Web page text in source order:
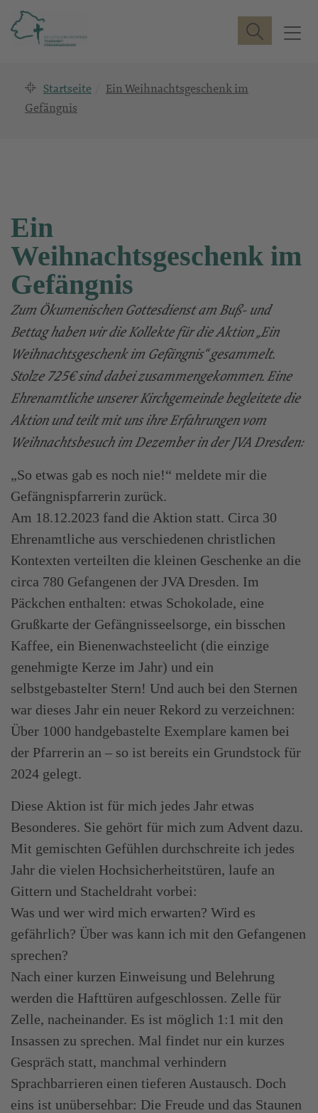
T
Suche
Startseite
Ein Weihnachtsgeschenk im
Gefängnis
Ein
Weihnachtsgeschenk im
Gefängnis
Zum Ökumenischen Gottesdienst am Buß- und
Bettag haben wir die Kollekte für die Aktion „Ein
Weihnachtsgeschenk im Gefängnis“ gesammelt.
Stolze 725€ sind dabei zusammengekommen. Eine
Ehrenamtliche unserer Kirchgemeinde begleitete die
Aktion und teilt mit uns ihre Erfahrungen vom
Weihnachtsbesuch im Dezember in der JVA Dresden:
„So etwas gab es noch nie!“ meldete mir die
Gefängnispfarrerin zurück.
Am 18.12.2023 fand die Aktion statt. Circa 30
Ehrenamtliche aus verschiedenen christlichen
Kontexten verteilten die kleinen Geschenke an die
circa 780 Gefangenen der JVA Dresden. Im
Päckchen enthalten: etwas Schokolade, eine
Grußkarte der Gefängnisseelsorge, ein bisschen
Kaffee, ein Bienenwachsteelicht (die einzige
genehmigte Kerze im Jahr) und ein
selbstgebastelter Stern! Und auch bei den Sternen
war dieses Jahr ein neuer Rekord zu verzeichnen:
Über 1000 handgebastelte Exemplare kamen bei
der Pfarrerin an – so ist bereits ein Grundstock für
2024 gelegt.
Diese Aktion ist für mich jedes Jahr etwas
Besonderes. Sie gehört für mich zum Advent dazu.
Mit gemischten Gefühlen durchschreite ich jedes
Jahr die vielen Hochsicherheitstüren, laufe an
Gittern und Stacheldraht vorbei:
Was und wer wird mich erwarten? Wird es
gefährlich? Über was kann ich mit den Gefangenen
sprechen?
Nach einer kurzen Einweisung und Belehrung
werden die Hafttüren aufgeschlossen. Zelle für
Zelle, nacheinander. Es ist möglich 1:1 mit den
Insassen zu sprechen. Mal findet nur ein kurzes
Gespräch statt, manchmal verhindern
Sprachbarrieren einen tieferen Austausch. Doch
eins ist unübersehbar: Die Freude und das Staunen